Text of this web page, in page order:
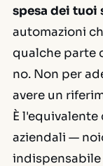
spesa dei tuoi
automazioni
qualche parte
no. Non per
avere un
È
aziendali —